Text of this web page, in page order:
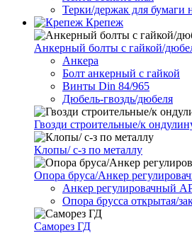
Терки/держак для бумаги
Крепеж
Анкерный болты с гайкой/
Анкера
Болт анкерный с гайкой
Винты Din 84/965
Дюбель-гвоздь/дюбеля
Гвозди строительные/к
Клопы/ с-з по металлу
Опора бруса/Анкер
Анкер регулировачный
Опора брусса открытая/
Саморез ГД